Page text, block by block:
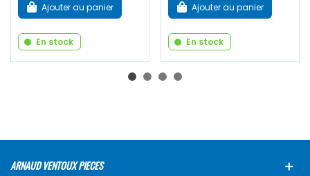
Ajouter au panier
En stock
Ajouter au panier
En stock
ARNAUD VENTOUX PIECES